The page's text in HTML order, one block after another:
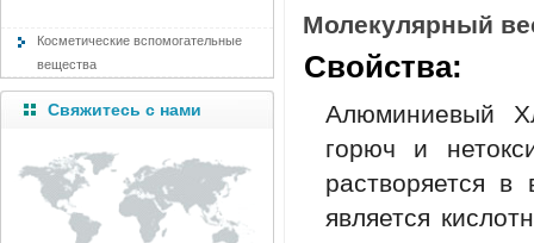
Косметические вспомогательные
вещества
Свяжитесь с нами
Молекулярный
Свойства:
Алюминиевый
горюч и
растворяется
является